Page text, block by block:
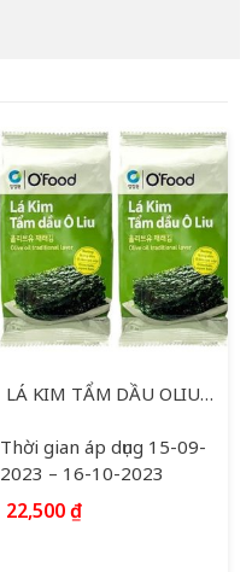
LÁ KIM TẨM DẦU OLIU O’FOOD 2 GÓI * 5 G
Thời gian áp dụng 15-09-
2023 – 16-10-2023
22,500₫